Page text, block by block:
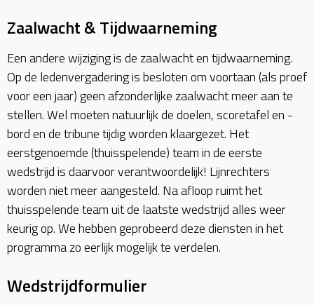
Zaalwacht & Tijdwaarneming
Een andere wijziging is de zaalwacht en tijdwaarneming.
Op de ledenvergadering is besloten om voortaan (als proef
voor een jaar) geen afzonderlijke zaalwacht meer aan te
stellen. Wel moeten natuurlijk de doelen, scoretafel en -
bord en de tribune tijdig worden klaargezet. Het
eerstgenoemde (thuisspelende) team in de eerste
wedstrijd is daarvoor verantwoordelijk! Lijnrechters
worden niet meer aangesteld. Na afloop ruimt het
thuisspelende team uit de laatste wedstrijd alles weer
keurig op. We hebben geprobeerd deze diensten in het
programma zo eerlijk mogelijk te verdelen.
Wedstrijdformulier